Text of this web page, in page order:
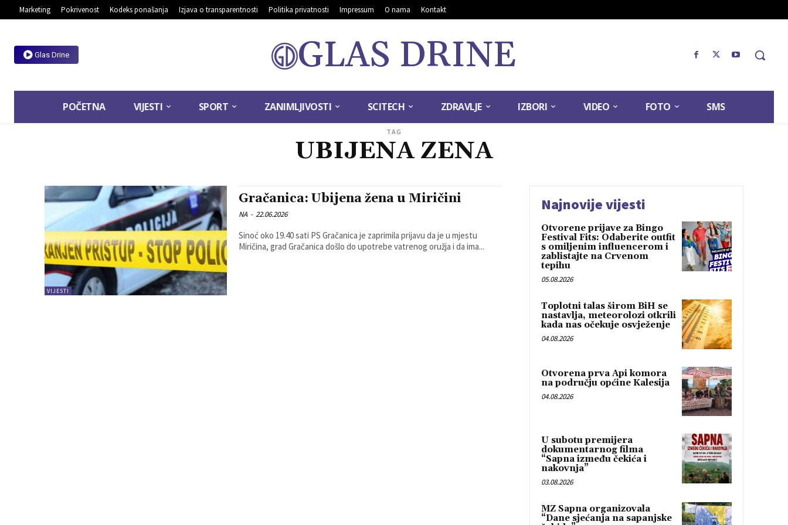
Marketing Pokrivenost Kodeks ponašanja Izjava o transparentnosti Politika privatnosti Impressum O nama Kontakt
Glas Drine GLAS DRINE
POČETNA VIJESTI SPORT ZANIMLJIVOSTI SCITECH ZDRAVLJE IZBORI VIDEO FOTO SMS
TAG
UBIJENA ZENA
VIJESTI
Gračanica: Ubijena žena u Miričini
NA - 22.06.2026
Sinoć oko 19.40 sati PS Gračanica je zaprimila prijavu da je u mjestu
Miričina, grad Gračanica došlo do upotrebe vatrenog oružja i da ima...
Najnovije vijesti
Otvorene prijave za Bingo
Festival Fits: Odaberite outfit
s omiljenim influencerom i
zablistajte na Crvenom
tepihu
05.08.2026
Toplotni talas širom BiH se
nastavlja, meteorolozi otkrili
kada nas očekuje osvježenje
04.08.2026
Otvorena prva Api komora
na području općine Kalesija
04.08.2026
U subotu premijera
dokumentarnog filma
“Sapna između čekića i
nakovnja”
03.08.2026
MZ Sapna organizovala
“Dane sjećanja na sapanjske